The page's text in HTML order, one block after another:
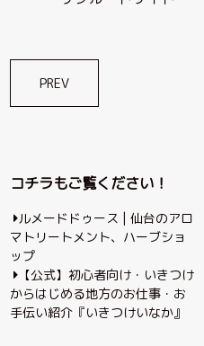
稿
ゲ
ー
シ
ョ
ン
PREV
コチラもご覧ください！
ルメードドゥース | 仙台のアロ
マトリートメント、ハーブショ
ップ
【公式】初心者向け・いきつけ
からはじめる地方のお仕事・お
手伝い紹介『いきつけいなか』